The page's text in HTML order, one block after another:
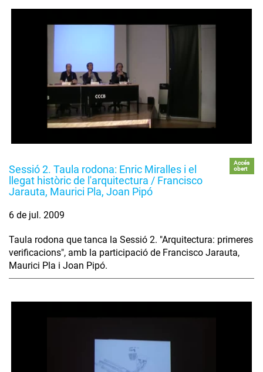
Sessió 2. Taula rodona: Enric Miralles i el
llegat històric de l'arquitectura / Francisco
Jarauta, Maurici Pla, Joan Pipó
Accés
obert
6 de jul. 2009
Taula rodona que tanca la Sessió 2. "Arquitectura: primeres
verificacions", amb la participació de Francisco Jarauta,
Maurici Pla i Joan Pipó.